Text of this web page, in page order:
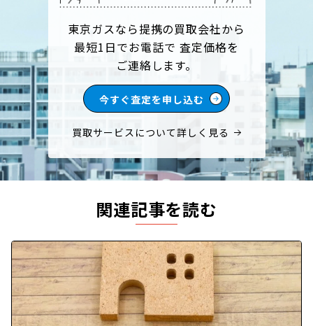
東京ガスなら提携の買取会社から
最短1日でお電話で 査定価格を
ご連絡します。
今すぐ査定を申し込む
買取サービスについて詳しく見る
関連記事を読む